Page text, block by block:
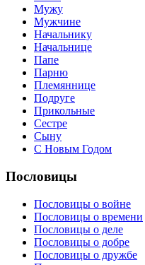
Мужу
Мужчине
Начальнику
Начальнице
Папе
Парню
Племяннице
Подруге
Прикольные
Сестре
Сыну
С Новым Годом
Пословицы
Пословицы о войне
Пословицы о времени
Пословицы о деле
Пословицы о добре
Пословицы о дружбе